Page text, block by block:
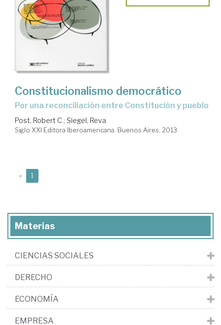
Constitucionalismo democrático
por una reconciliación entre Constitución y pueblo
Post, Robert C.; Siegel, Reva
Siglo XXI Editora Iberoamericana. Buenos Aires, 2013
« 1
Materias
CIENCIAS SOCIALES
DERECHO
ECONOMÍA
EMPRESA